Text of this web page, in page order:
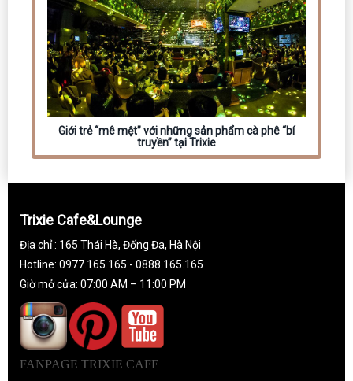
Giới trẻ “mê mệt” với những sản phẩm cà phê “bí
truyền” tại Trixie
Trixie Cafe&Lounge
Địa chỉ : 165 Thái Hà, Đống Đa, Hà Nội
Hotline: 0977.165.165 - 0888.165.165
Giờ mở cửa: 07:00 AM – 11:00 PM
FANPAGE TRIXIE CAFE